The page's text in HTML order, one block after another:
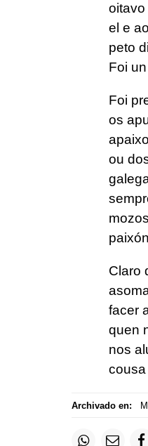
oitavo
el e
peto
Foi
Foi
os
ou
Claro
facer
quen
nos
Archivado en: